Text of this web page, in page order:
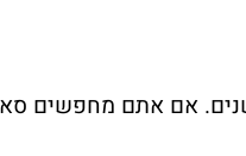
אם אתם מחפשים